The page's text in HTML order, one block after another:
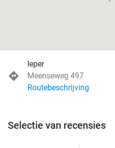
Ieper
Meenseweg 497
Routebeschrijving
Selectie van recensies